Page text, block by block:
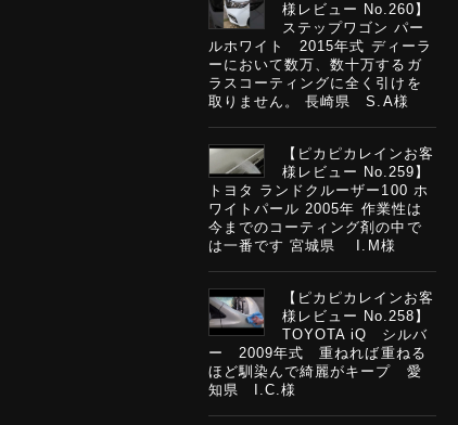
様レビュー No.260】
ステップワゴン パー
ルホワイト 2015年式 ディーラ
ーにおいて数万、数十万するガ
ラスコーティングに全く引けを
取りません。 長崎県 S.A様
【ピカピカレインお客
様レビュー No.259】
トヨタ ランドクルーザー100 ホ
ワイトパール 2005年 作業性は
今までのコーティング剤の中で
は一番です 宮城県 I.M様
【ピカピカレインお客
様レビュー No.258】
TOYOTA iQ シルバ
ー 2009年式 重ねれば重ねる
ほど馴染んで綺麗がキープ 愛
知県 I.C.様